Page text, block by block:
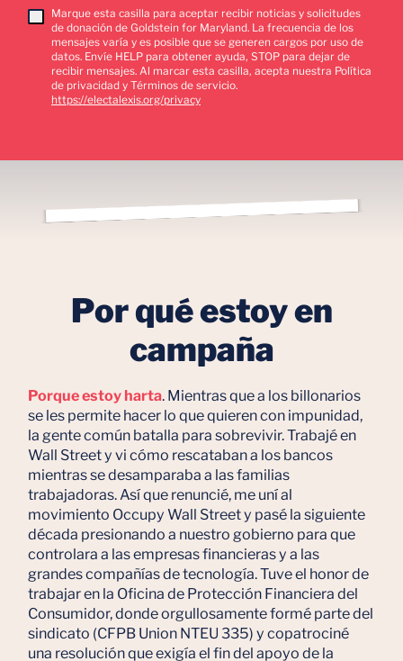
Marque esta casilla para aceptar recibir noticias y solicitudes
de donación de Goldstein for Maryland. La frecuencia de los
mensajes varía y es posible que se generen cargos por uso de
datos. Envíe HELP para obtener ayuda, STOP para dejar de
recibir mensajes. Al marcar esta casilla, acepta nuestra Política
de privacidad y Términos de servicio.
https://electalexis.org/privacy
Por qué estoy en
campaña
Porque estoy harta. Mientras que a los billonarios
se les permite hacer lo que quieren con impunidad,
la gente común batalla para sobrevivir. Trabajé en
Wall Street y vi cómo rescataban a los bancos
mientras se desamparaba a las familias
trabajadoras. Así que renuncié, me uní al
movimiento Occupy Wall Street y pasé la siguiente
década presionando a nuestro gobierno para que
controlara a las empresas financieras y a las
grandes compañías de tecnología. Tuve el honor de
trabajar en la Oficina de Protección Financiera del
Consumidor, donde orgullosamente formé parte del
sindicato (CFPB Union NTEU 335) y copatrociné
una resolución que exigía el fin del apoyo de la